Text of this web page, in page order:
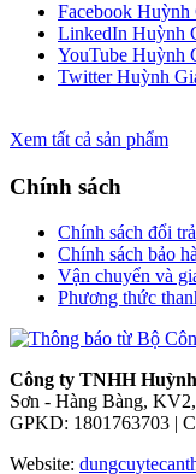
Facebook Huỳnh
LinkedIn Huỳnh
YouTube Huỳnh
Twitter Huỳnh
Xem tất cả sản phẩm
Chính sách
Chính sách đổi trả
Chính sách bảo
Vận chuyển và
Phương thức
Công ty TNHH
Sơn - Hàng Bàng,
GPKD: 1801763703 |
Website: